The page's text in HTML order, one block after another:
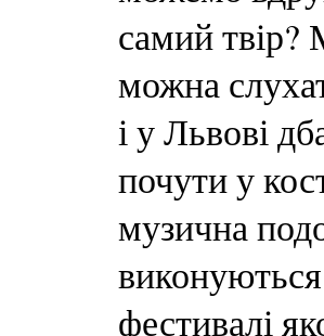
самий твір?
можна
і у Львові
почути у
музична
фестивалі